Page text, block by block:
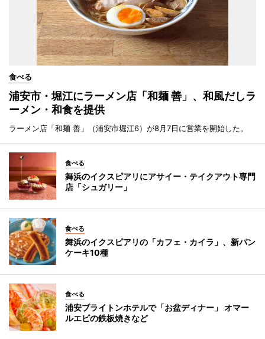
食べる
浦安市・堀江にラーメン店「和麺 善」、和風だしラ
ーメン・和食を提供
ラーメン店「和麺 善」（浦安市堀江6）が8月7日に営業を開始した。
食べる
舞浜のイクスピアリにアサイー・テイクアウト専門
店「シュガリー」
食べる
舞浜のイクスピアリの「カフェ・カイラ」、新パン
ケーキ10種
食べる
浦安ブライトンホテルで「お盆ディナー」 オマー
ルエビの鉄板焼きなど